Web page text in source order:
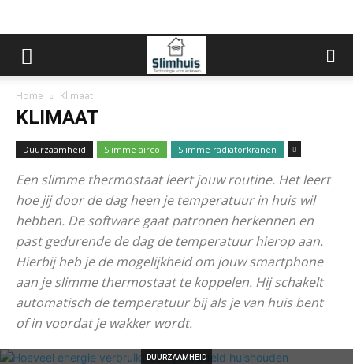
Home Klimaat
KLIMAAT
Duurzaamheid Slimme airco Slimme radiatorkranen
Een slimme thermostaat leert jouw routine. Het leert
hoe jij door de dag heen je temperatuur in huis wil
hebben. De software gaat patronen herkennen en
past gedurende de dag de temperatuur hierop aan.
Hierbij heb je de mogelijkheid om jouw smartphone
aan je slimme thermostaat te koppelen. Hij schakelt
automatisch de temperatuur bij als je van huis bent
of in voordat je wakker wordt.
DUURZAAMHEID